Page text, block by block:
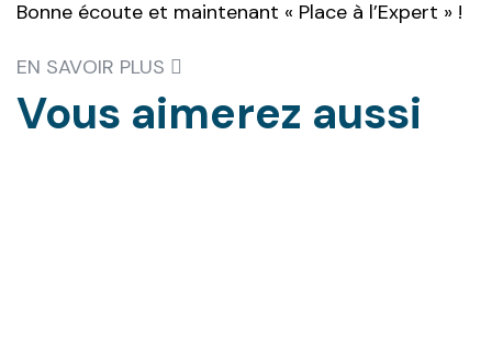
Bonne écoute et maintenant « Place à l’Expert » !
EN SAVOIR PLUS
Vous aimerez aussi